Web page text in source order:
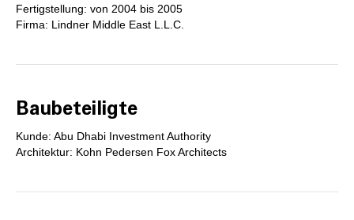
Fertigstellung: von 2004 bis 2005
Firma: Lindner Middle East L.L.C.
Baubeteiligte
Kunde: Abu Dhabi Investment Authority
Architektur: Kohn Pedersen Fox Architects